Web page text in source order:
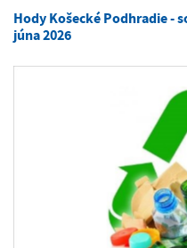
Hody Košecké Podhradie -
júna 2026